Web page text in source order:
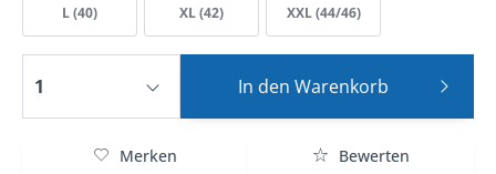
L (40) XL (42) XXL (44/46)
In den Warenkorb
Merken Bewerten